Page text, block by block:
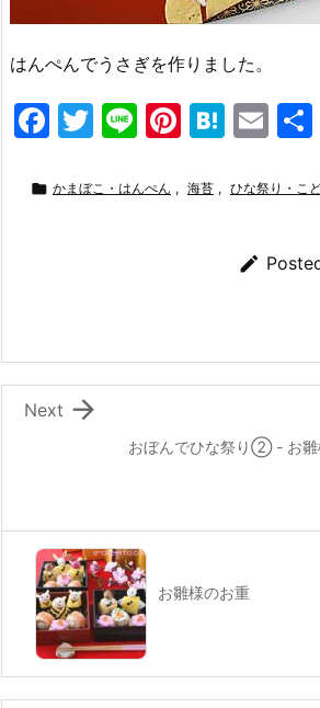
はんぺんでうさぎを作りました。
F
c
k
T
itt
Li
e
Pi
er
H
e
a
E
ai
 かまぼこ・はんぺん , 海苔 , ひな祭り・こ

おぼんでひな祭り② - お雛

Next
お雛様のお重